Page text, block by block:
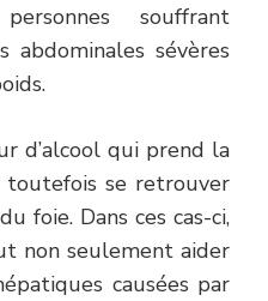
souffrant
abdominales sévères
d’alcool qui prend la
toutefois se retrouver
foie. Dans ces cas-ci,
non seulement aider
causées par